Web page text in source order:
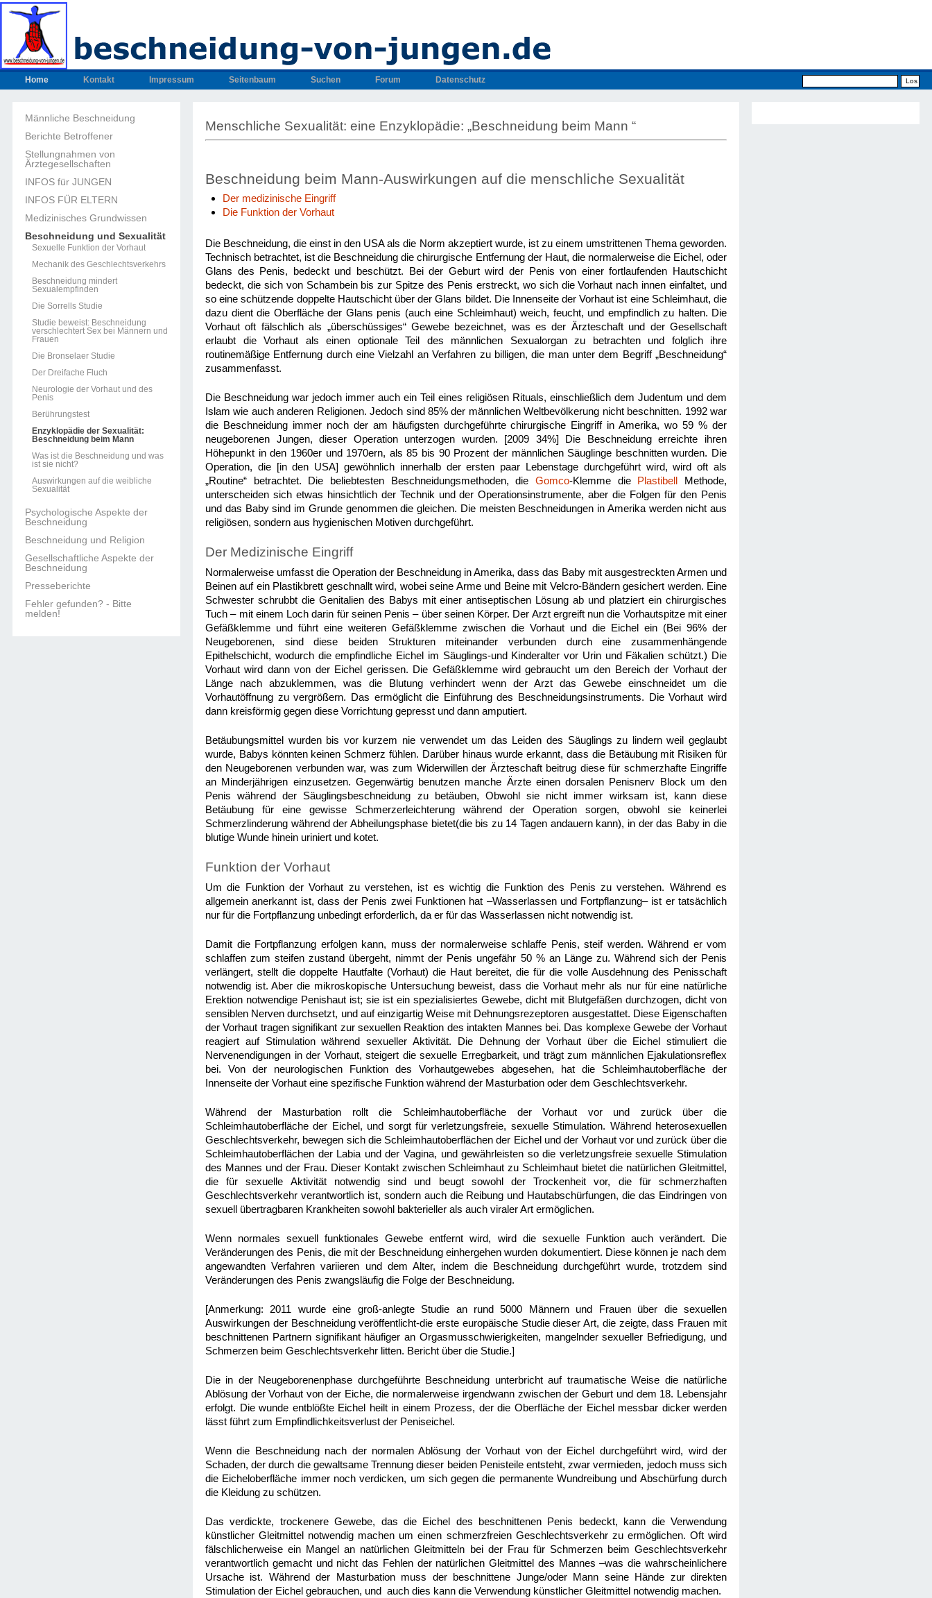
Home Kontakt Impressum Seitenbaum Suchen Forum Datenschutz
Männliche Beschneidung
Berichte Betroffener
Stellungnahmen von
Ärztegesellschaften
INFOS für JUNGEN
INFOS FÜR ELTERN
Medizinisches Grundwissen
Beschneidung und Sexualität
Sexuelle Funktion der Vorhaut
Mechanik des Geschlechtsverkehrs
Beschneidung mindert
Sexualempfinden
Die Sorrells Studie
Studie beweist: Beschneidung
verschlechtert Sex bei Männern und
Frauen
Die Bronselaer Studie
Der Dreifache Fluch
Neurologie der Vorhaut und des
Penis
Berührungstest
Enzyklopädie der Sexualität:
Beschneidung beim Mann
Was ist die Beschneidung und was
ist sie nicht?
Auswirkungen auf die weibliche
Sexualität
Psychologische Aspekte der
Beschneidung
Beschneidung und Religion
Gesellschaftliche Aspekte der
Beschneidung
Presseberichte
Fehler gefunden? - Bitte
melden!
Menschliche Sexualität: eine Enzyklopädie: „Beschneidung beim Mann “
Beschneidung beim Mann-Auswirkungen auf die menschliche Sexualität
Der medizinische Eingriff
Die Funktion der Vorhaut
Die Beschneidung, die einst in den USA als die Norm akzeptiert wurde, ist zu einem umstrittenen Thema geworden.
Technisch betrachtet, ist die Beschneidung die chirurgische Entfernung der Haut, die normalerweise die Eichel, oder
Glans des Penis, bedeckt und beschützt. Bei der Geburt wird der Penis von einer fortlaufenden Hautschicht
bedeckt, die sich von Schambein bis zur Spitze des Penis erstreckt, wo sich die Vorhaut nach innen einfaltet, und
so eine schützende doppelte Hautschicht über der Glans bildet. Die Innenseite der Vorhaut ist eine Schleimhaut, die
dazu dient die Oberfläche der Glans penis (auch eine Schleimhaut) weich, feucht, und empfindlich zu halten. Die
Vorhaut oft fälschlich als „überschüssiges“ Gewebe bezeichnet, was es der Ärzteschaft und der Gesellschaft
erlaubt die Vorhaut als einen optionale Teil des männlichen Sexualorgan zu betrachten und folglich ihre
routinemäßige Entfernung durch eine Vielzahl an Verfahren zu billigen, die man unter dem Begriff „Beschneidung“
zusammenfasst.
Die Beschneidung war jedoch immer auch ein Teil eines religiösen Rituals, einschließlich dem Judentum und dem
Islam wie auch anderen Religionen. Jedoch sind 85% der männlichen Weltbevölkerung nicht beschnitten. 1992 war
die Beschneidung immer noch der am häufigsten durchgeführte chirurgische Eingriff in Amerika, wo 59 % der
neugeborenen Jungen, dieser Operation unterzogen wurden. [2009 34%] Die Beschneidung erreichte ihren
Höhepunkt in den 1960er und 1970ern, als 85 bis 90 Prozent der männlichen Säuglinge beschnitten wurden. Die
Operation, die [in den USA] gewöhnlich innerhalb der ersten paar Lebenstage durchgeführt wird, wird oft als
„Routine“ betrachtet. Die beliebtesten Beschneidungsmethoden, die Gomco-Klemme die Plastibell
Methode,
unterscheiden sich etwas hinsichtlich der Technik und der Operationsinstrumente, aber die Folgen für den Penis
und das Baby sind im Grunde genommen die gleichen. Die meisten Beschneidungen in Amerika werden nicht aus
religiösen, sondern aus hygienischen Motiven durchgeführt.
Der Medizinische Eingriff
Normalerweise umfasst die Operation der Beschneidung in Amerika, dass das Baby mit ausgestreckten Armen und
Beinen auf ein Plastikbrett geschnallt wird, wobei seine Arme und Beine mit Velcro-Bändern gesichert werden. Eine
Schwester schrubbt die Genitalien des Babys mit einer antiseptischen Lösung ab und platziert ein chirurgisches
Tuch – mit einem Loch darin für seinen Penis – über seinen Körper. Der Arzt ergreift nun die Vorhautspitze mit einer
Gefäßklemme und führt eine weiteren Gefäßklemme zwischen die Vorhaut und die Eichel ein (Bei 96% der
Neugeborenen, sind diese beiden Strukturen miteinander verbunden durch eine zusammenhängende
Epithelschicht, wodurch die empfindliche Eichel im Säuglings-und Kinderalter vor Urin und Fäkalien schützt.) Die
Vorhaut wird dann von der Eichel gerissen. Die Gefäßklemme wird gebraucht um den Bereich der Vorhaut der
Länge nach abzuklemmen, was die Blutung verhindert wenn der Arzt das Gewebe einschneidet um die
Vorhautöffnung zu vergrößern. Das ermöglicht die Einführung des Beschneidungsinstruments. Die Vorhaut wird
dann kreisförmig gegen diese Vorrichtung gepresst und dann amputiert.
Betäubungsmittel wurden bis vor kurzem nie verwendet um das Leiden des Säuglings zu lindern weil geglaubt
wurde, Babys könnten keinen Schmerz fühlen. Darüber hinaus wurde erkannt, dass die Betäubung mit Risiken für
den Neugeborenen verbunden war, was zum Widerwillen der Ärzteschaft beitrug diese für schmerzhafte Eingriffe
an Minderjährigen einzusetzen. Gegenwärtig benutzen manche Ärzte einen dorsalen Penisnerv Block um den
Penis während der Säuglingsbeschneidung zu betäuben, Obwohl sie nicht immer wirksam ist, kann diese
Betäubung für eine gewisse Schmerzerleichterung während der Operation sorgen, obwohl sie keinerlei
Schmerzlinderung während der Abheilungsphase bietet(die bis zu 14 Tagen andauern kann), in der das Baby in die
blutige Wunde hinein uriniert und kotet.
Funktion der Vorhaut
Um die Funktion der Vorhaut zu verstehen, ist es wichtig die Funktion des Penis zu verstehen. Während es
allgemein anerkannt ist, dass der Penis zwei Funktionen hat –Wasserlassen und Fortpflanzung– ist er tatsächlich
nur für die Fortpflanzung unbedingt erforderlich, da er für das Wasserlassen nicht notwendig ist.
Damit die Fortpflanzung erfolgen kann, muss der normalerweise schlaffe Penis, steif werden. Während er vom
schlaffen zum steifen zustand übergeht, nimmt der Penis ungefähr 50 % an Länge zu. Während sich der Penis
verlängert, stellt die doppelte Hautfalte (Vorhaut) die Haut bereitet, die für die volle Ausdehnung des Penisschaft
notwendig ist. Aber die mikroskopische Untersuchung beweist, dass die Vorhaut mehr als nur für eine natürliche
Erektion notwendige Penishaut ist; sie ist ein spezialisiertes Gewebe, dicht mit Blutgefäßen durchzogen, dicht von
sensiblen Nerven durchsetzt, und auf einzigartig Weise mit Dehnungsrezeptoren ausgestattet. Diese Eigenschaften
der Vorhaut tragen signifikant zur sexuellen Reaktion des intakten Mannes bei. Das komplexe Gewebe der Vorhaut
reagiert auf Stimulation während sexueller Aktivität. Die Dehnung der Vorhaut über die Eichel stimuliert die
Nervenendigungen in der Vorhaut, steigert die sexuelle Erregbarkeit, und trägt zum männlichen Ejakulationsreflex
bei. Von der neurologischen Funktion des Vorhautgewebes abgesehen, hat die Schleimhautoberfläche der
Innenseite der Vorhaut eine spezifische Funktion während der Masturbation oder dem Geschlechtsverkehr.
Während der Masturbation rollt die Schleimhautoberfläche der Vorhaut vor und zurück über die
Schleimhautoberfläche der Eichel, und sorgt für verletzungsfreie, sexuelle Stimulation. Während heterosexuellen
Geschlechtsverkehr, bewegen sich die Schleimhautoberflächen der Eichel und der Vorhaut vor und zurück über die
Schleimhautoberflächen der Labia und der Vagina, und gewährleisten so die verletzungsfreie sexuelle Stimulation
des Mannes und der Frau. Dieser Kontakt zwischen Schleimhaut zu Schleimhaut bietet die natürlichen Gleitmittel,
die für sexuelle Aktivität notwendig sind und beugt sowohl der Trockenheit vor, die für schmerzhaften
Geschlechtsverkehr verantwortlich ist, sondern auch die Reibung und Hautabschürfungen, die das Eindringen von
sexuell übertragbaren Krankheiten sowohl bakterieller als auch viraler Art ermöglichen.
Wenn normales sexuell funktionales Gewebe entfernt wird, wird die sexuelle Funktion auch verändert. Die
Veränderungen des Penis, die mit der Beschneidung einhergehen wurden dokumentiert. Diese können je nach dem
angewandten Verfahren variieren und dem Alter, indem die Beschneidung durchgeführt wurde, trotzdem sind
Veränderungen des Penis zwangsläufig die Folge der Beschneidung.
[Anmerkung: 2011 wurde eine groß-anlegte Studie an rund 5000 Männern und Frauen über die sexuellen
Auswirkungen der Beschneidung veröffentlicht-die erste europäische Studie dieser Art, die zeigte, dass Frauen mit
beschnittenen Partnern signifikant häufiger an Orgasmusschwierigkeiten, mangelnder sexueller Befriedigung, und
Schmerzen beim Geschlechtsverkehr litten. Bericht über die Studie.]
Die in der Neugeborenenphase durchgeführte Beschneidung unterbricht auf traumatische Weise die natürliche
Ablösung der Vorhaut von der Eiche, die normalerweise irgendwann zwischen der Geburt und dem 18. Lebensjahr
erfolgt. Die wunde entblößte Eichel heilt in einem Prozess, der die Oberfläche der Eichel messbar dicker werden
lässt führt zum Empfindlichkeitsverlust der Peniseichel.
Wenn die Beschneidung nach der normalen Ablösung der Vorhaut von der Eichel durchgeführt wird, wird der
Schaden, der durch die gewaltsame Trennung dieser beiden Penisteile entsteht, zwar vermieden, jedoch muss sich
die Eicheloberfläche immer noch verdicken, um sich gegen die permanente Wundreibung und Abschürfung durch
die Kleidung zu schützen.
Das verdickte, trockenere Gewebe, das die Eichel des beschnittenen Penis bedeckt, kann die Verwendung
künstlicher Gleitmittel notwendig machen um einen schmerzfreien Geschlechtsverkehr zu ermöglichen. Oft wird
fälschlicherweise ein Mangel an natürlichen Gleitmitteln bei der Frau für Schmerzen beim Geschlechtsverkehr
verantwortlich gemacht und nicht das Fehlen der natürlichen Gleitmittel des Mannes –was die wahrscheinlichere
Ursache ist. Während der Masturbation muss der beschnittene Junge/oder Mann seine Hände zur direkten
Stimulation der Eichel gebrauchen, und auch dies kann die Verwendung künstlicher Gleitmittel notwendig machen.